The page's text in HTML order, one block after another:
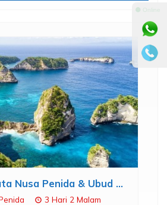
Nusa Penida & Ubud ...
3 Hari 2 Malam
⚫ Online